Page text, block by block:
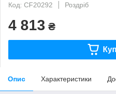
Код: CF20292
Роздріб
4 813 ₴
Опис Характеристики